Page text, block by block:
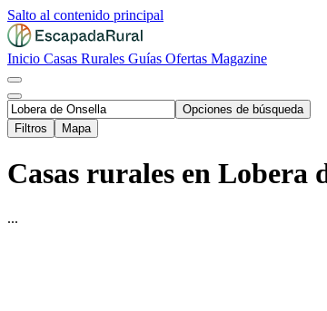
Salto al contenido principal
Inicio Casas Rurales Guías Ofertas Magazine
Opciones de búsqueda
Filtros
Mapa
Casas rurales en Lobera
...